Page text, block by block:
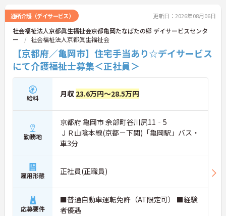
介護の経験がない方やブランクがある方も大歓迎で
す。資格取得支援制度や自己啓発支援制度が整って
おり、働きながらスキルアップを目指せます。ま
た、全国展開する同社ならではの多彩なキャリアパ
スがあり、管理職や専門職への挑戦、異なるサービ
スへのキャリアチェンジも可能です。一人ひとりの
「なりたい姿」を応援し、成長をバックアップする
体制が整っています。
通所介護（デイサービス） 更新日：2026年08月06日
社会福祉法人京都眞生福祉会京都亀岡たなばたの郷 デイサービスセンタ
ー
社会福祉法人京都眞生福祉会
【京都府／亀岡市】住宅手当あり☆デイサービス
にて介護福祉士募集＜正社員＞
給料 月収 23.6万円～28.5万円
勤務地
京都府 亀岡市 余部町谷川尻11‐5
ＪＲ山陰本線(京都－下関)「亀岡駅」バス・
車3分
雇用形態 正社員(正職員)
応募要件
■普通自動車運転免許（AT限定可） ■経験
者優遇